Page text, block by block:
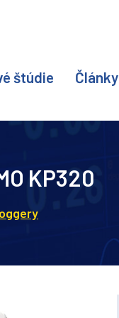
štúdie Články
KP320